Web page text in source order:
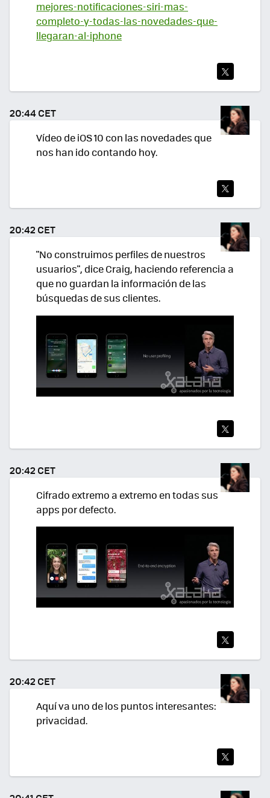
mejores-notificaciones-siri-mas-
completo-y-todas-las-novedades-que-
llegaran-al-iphone
TEA
R
20:44 CET
Vídeo de iOS 10 con las novedades que
nos han ido contando hoy.
TEA
R
20:42 CET
"No construimos perfiles de nuestros
usuarios", dice Craig, haciendo referencia a
que no guardan la información de las
búsquedas de sus clientes.
TEA
R
20:42 CET
Cifrado extremo a extremo en todas sus
apps por defecto.
TEA
R
20:42 CET
Aquí va uno de los puntos interesantes:
privacidad.
TEA